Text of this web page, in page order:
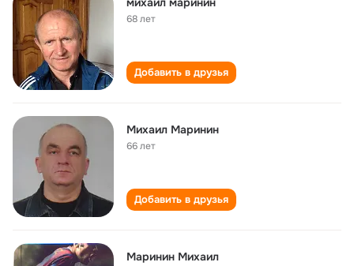
68 лет
Добавить в друзья
Михаил Маринин
66 лет
Добавить в друзья
Маринин Михаил